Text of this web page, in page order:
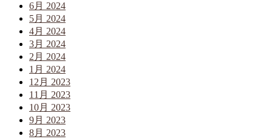
6月 2024
5月 2024
4月 2024
3月 2024
2月 2024
1月 2024
12月 2023
11月 2023
10月 2023
9月 2023
8月 2023